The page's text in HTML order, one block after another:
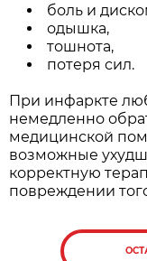
боль и
одышка,
тошнота,
потеря сил.
При инфаркте
немедленно
медицинской
возможные
корректную
повреждении